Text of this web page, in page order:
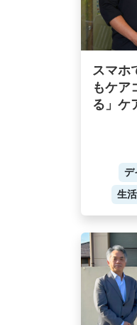
スマホ
もケア
る」ケ
デ
生